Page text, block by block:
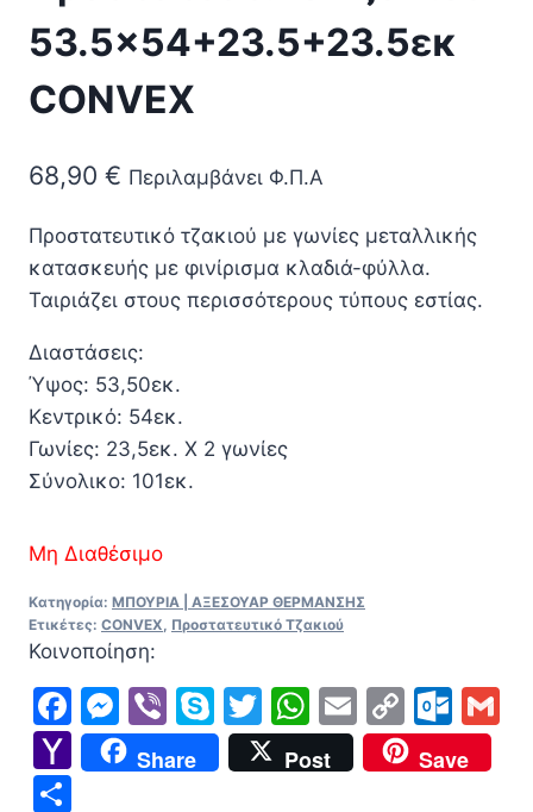
53.5×54+23.5+23.5εκ
CONVEX
68,90 € Περιλαμβάνει Φ.Π.Α
Προστατευτικό τζακιού με γωνίες μεταλλικής
κατασκευής με φινίρισμα κλαδιά-φύλλα.
Ταιριάζει στους περισσότερους τύπους εστίας.
Διαστάσεις:
Ύψος: 53,50εκ.
Κεντρικό: 54εκ.
Γωνίες: 23,5εκ. Χ 2 γωνίες
Σύνολικο: 101εκ.
Μη Διαθέσιμο
Κατηγορία: ΜΠΟΥΡΙΑ | ΑΞΕΣΟΥΑΡ ΘΕΡΜΑΝΣΗΣ
Ετικέτες: CONVEX Προστατευτικό Τζακιού
Κοινοποίηση:
Facebook
Messenger
ViberSkype
Twitter
WhatsApp
EmailCopy
Link
Yahoo
Mail
Share Post Save